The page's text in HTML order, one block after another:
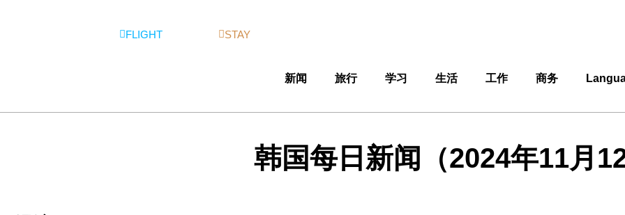
FLIGHT STAY
新闻 旅行 学习 生活 工作 商务
韩国每日新闻（2024年11月